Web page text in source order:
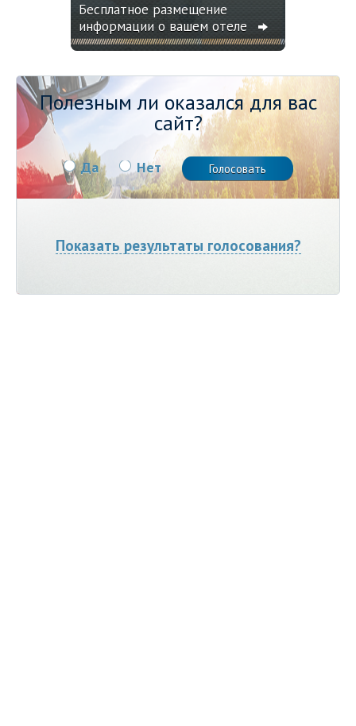
Бесплатное размещение
информации о вашем отеле
Полезным ли оказался для вас
сайт?
Да Нет
Показать результаты голосования?